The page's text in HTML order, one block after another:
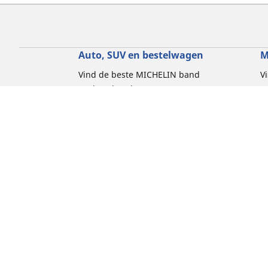
Auto, SUV en bestelwagen
Vind de beste MICHELIN band
Zoek op bandenmaat